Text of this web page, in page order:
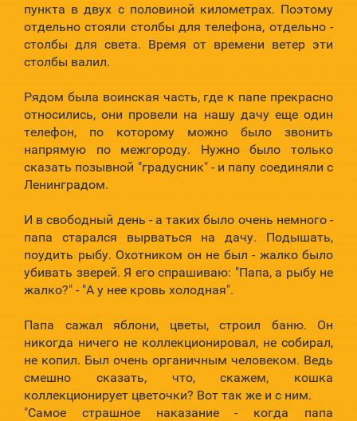
пункта в двух с половиной километрах. Поэтому
отдельно стояли столбы для телефона, отдельно -
столбы для света. Время от времени ветер эти
столбы валил.
Рядом была воинская часть, где к папе прекрасно
относились, они провели на нашу дачу еще один
телефон, по которому можно было звонить
напрямую по межгороду. Нужно было только
сказать позывной "градусник" - и папу соединяли с
Ленинградом.
И в свободный день - а таких было очень немного -
папа старался вырваться на дачу. Подышать,
поудить рыбу. Охотником он не был - жалко было
убивать зверей. Я его спрашиваю: "Папа, а рыбу не
жалко?" - "А у нее кровь холодная".
Папа сажал яблони, цветы, строил баню. Он
никогда ничего не коллекционировал, не собирал,
не копил. Был очень органичным человеком. Ведь
смешно сказать, что, скажем, кошка
коллекционирует цветочки? Вот так же и с ним.
"Самое страшное наказание - когда папа